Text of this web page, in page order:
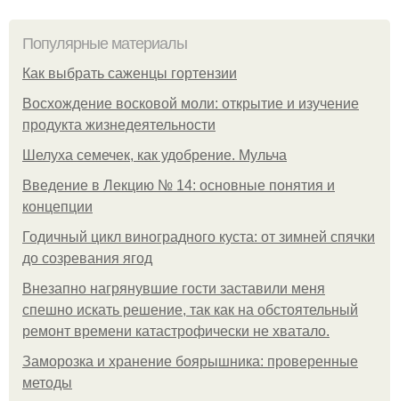
Популярные материалы
Как выбрать саженцы гортензии
Восхождение восковой моли: открытие и изучение
продукта жизнедеятельности
Шелуха семечек, как удобрение. Мульча
Введение в Лекцию № 14: основные понятия и
концепции
Годичный цикл виноградного куста: от зимней спячки
до созревания ягод
Внезапно нагрянувшие гости заставили меня
спешно искать решение, так как на обстоятельный
ремонт времени катастрофически не хватало.
Заморозка и хранение боярышника: проверенные
методы